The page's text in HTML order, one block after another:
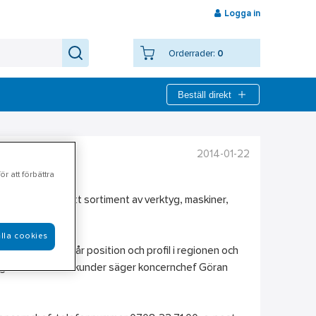
Logga in
Orderrader: 0
Beställ direkt
2014-01-22
säljer ett brett sortiment av verktyg, maskiner,
stärker vi vår position och profil i regionen och
som Ahlsells kunder säger koncernchef Göran
att förbättra
cookies